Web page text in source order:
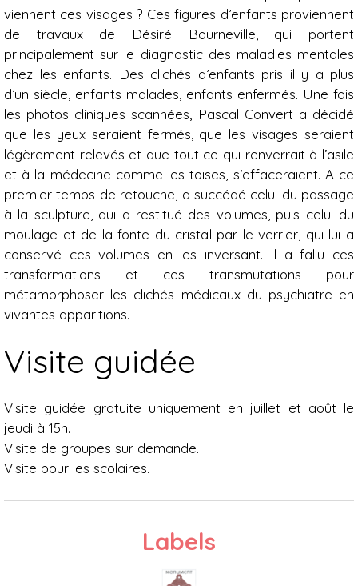
viennent ces visages ? Ces figures d’enfants proviennent
de travaux de Désiré Bourneville, qui portent
principalement sur le diagnostic des maladies mentales
chez les enfants. Des clichés d’enfants pris il y a plus
d’un siècle, enfants malades, enfants enfermés. Une fois
les photos cliniques scannées, Pascal Convert a décidé
que les yeux seraient fermés, que les visages seraient
légèrement relevés et que tout ce qui renverrait à l’asile
et à la médecine comme les toises, s’effaceraient. A ce
premier temps de retouche, a succédé celui du passage
à la sculpture, qui a restitué des volumes, puis celui du
moulage et de la fonte du cristal par le verrier, qui lui a
conservé ces volumes en les inversant. Il a fallu ces
transformations et ces transmutations pour
métamorphoser les clichés médicaux du psychiatre en
vivantes apparitions.
Visite guidée
Visite guidée gratuite uniquement en juillet et août le
jeudi à 15h.
Visite de groupes sur demande.
Visite pour les scolaires.
Labels